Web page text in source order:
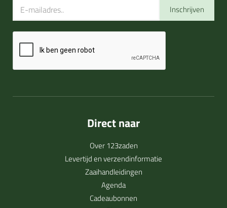
Inschrijven
Direct naar
Over 123zaden
Levertijd en verzendinformatie
Zaaihandleidingen
Agenda
Cadeaubonnen